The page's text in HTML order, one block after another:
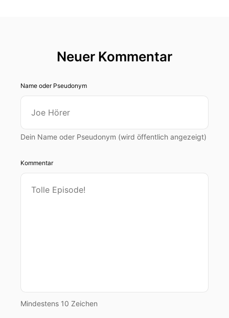
Neuer Kommentar
Name oder Pseudonym
Dein Name oder Pseudonym (wird öffentlich angezeigt)
Kommentar
Mindestens 10 Zeichen